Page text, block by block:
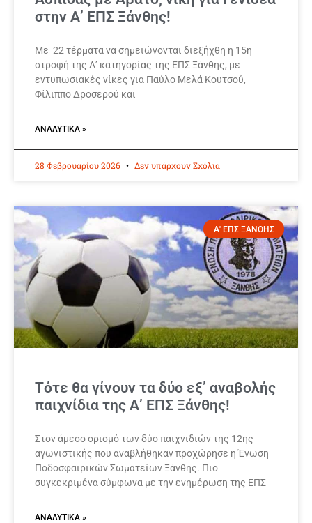
στην Α’ ΕΠΣ Ξάνθης!
Με 22 τέρματα να σημειώνονται διεξήχθη η 15η
στροφή της Α’ κατηγορίας της ΕΠΣ Ξάνθης, με
εντυπωσιακές νίκες για Παύλο Μελά Κουτσού,
Φίλιππο Δροσερού και
ΑΝΑΛΥΤΙΚΆ »
28 Φεβρουαρίου 2026 Δεν υπάρχουν Σχόλια
Α' ΕΠΣ ΞΑΝΘΗΣ
Τότε θα γίνουν τα δύο εξ’ αναβολής
παιχνίδια της Α’ ΕΠΣ Ξάνθης!
Στον άμεσο ορισμό των δύο παιχνιδιών της 12ης
αγωνιστικής που αναβλήθηκαν προχώρησε η Ένωση
Ποδοσφαιρικών Σωματείων Ξάνθης. Πιο
συγκεκριμένα σύμφωνα με την ενημέρωση της ΕΠΣ
ΑΝΑΛΥΤΙΚΆ »